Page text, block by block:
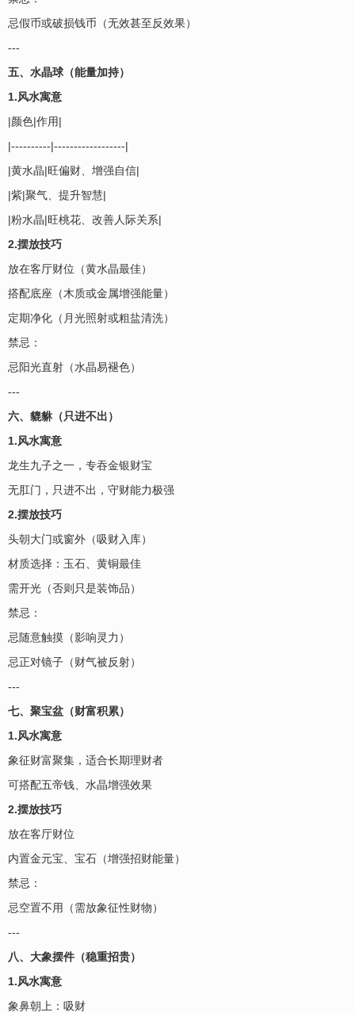
忌假币或破损钱币（无效甚至反效果）
---
五、水晶球（能量加持）
1.风水寓意
|颜色|作用|
|----------|------------------|
|黄水晶|旺偏财、增强自信|
|紫|聚气、提升智慧|
|粉水晶|旺桃花、改善人际关系|
2.摆放技巧
放在客厅财位（黄水晶最佳）
搭配底座（木质或金属增强能量）
定期净化（月光照射或粗盐清洗）
禁忌：
忌阳光直射（水晶易褪色）
---
六、貔貅（只进不出）
1.风水寓意
龙生九子之一，专吞金银财宝
无肛门，只进不出，守财能力极强
2.摆放技巧
头朝大门或窗外（吸财入库）
材质选择：玉石、黄铜最佳
需开光（否则只是装饰品）
禁忌：
忌随意触摸（影响灵力）
忌正对镜子（财气被反射）
---
七、聚宝盆（财富积累）
1.风水寓意
象征财富聚集，适合长期理财者
可搭配五帝钱、水晶增强效果
2.摆放技巧
放在客厅财位
内置金元宝、宝石（增强招财能量）
禁忌：
忌空置不用（需放象征性财物）
---
八、大象摆件（稳重招贵）
1.风水寓意
象鼻朝上：吸财